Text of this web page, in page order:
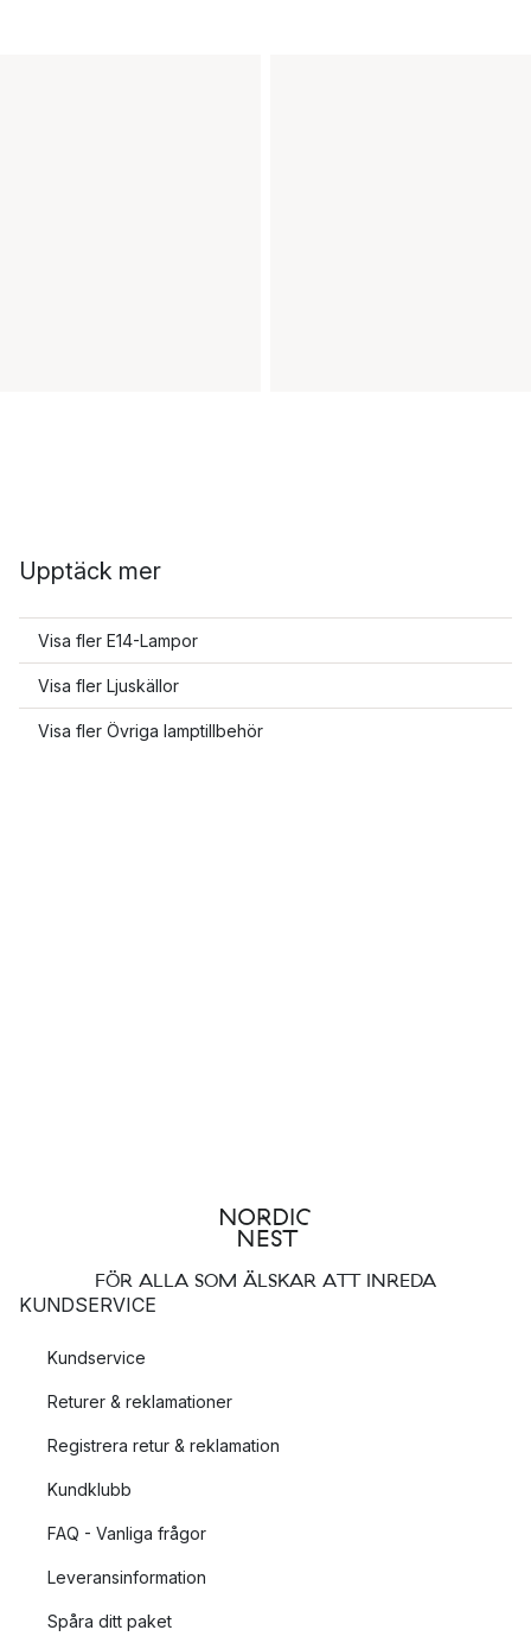
Upptäck mer
Visa fler E14-Lampor
Visa fler Ljuskällor
Visa fler Övriga lamptillbehör
FÖR ALLA SOM ÄLSKAR ATT INREDA
KUNDSERVICE
Kundservice
Returer & reklamationer
Registrera retur & reklamation
Kundklubb
FAQ - Vanliga frågor
Leveransinformation
Spåra ditt paket